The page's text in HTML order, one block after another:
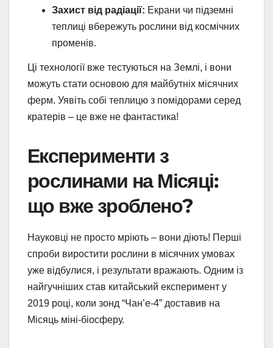
Захист від радіації: Екрани чи підземні
теплиці вбережуть рослини від космічних
променів.
Ці технології вже тестуються на Землі, і вони
можуть стати основою для майбутніх місячних
ферм. Уявіть собі теплицю з помідорами серед
кратерів – це вже не фантастика!
Експерименти з
рослинами на Місяці:
що вже зроблено?
Науковці не просто мріють – вони діють! Перші
спроби виростити рослини в місячних умовах
уже відбулися, і результати вражають. Одним із
найгучніших став китайський експеримент у
2019 році, коли зонд “Чан’е-4” доставив на
Місяць міні-біосферу.